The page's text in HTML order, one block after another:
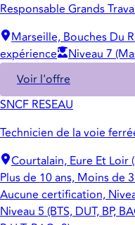
Responsable Grands
Marseille, Bouches Du
expérience
Niveau 7
Voir l'offre
SNCF RESEAU
Technicien de la voie
Courtalain, Eure Et Loir
Plus de 10 ans, Moins de
Aucune certification,
Niveau 5 (BTS, DUT, BP,